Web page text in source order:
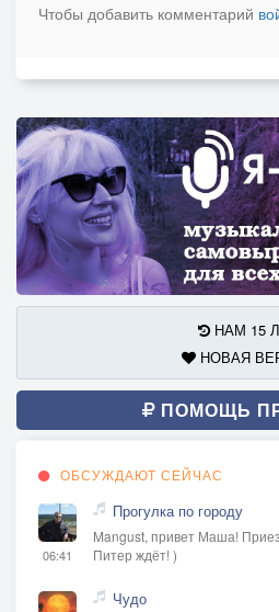
Чтобы добавить комментарий
НАМ 15
НОВАЯ
ПОМОЩЬ
ОБСУЖДАЮТ СЕЙЧАС
06:41
Прогулка по городу
Mangust, привет Маша!
Питер ждёт! )
Чудо